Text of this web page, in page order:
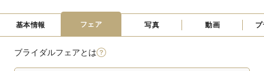
基本情報 フェア 写真 動画
ブライダルフェアとは